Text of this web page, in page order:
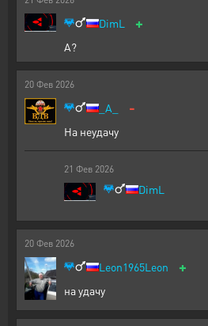
DimL +
А?
20 Фев 2026
_A_ -
На неудачу
21 Фев 2026
DimL
20 Фев 2026
Leon1965Leon +
на удачу